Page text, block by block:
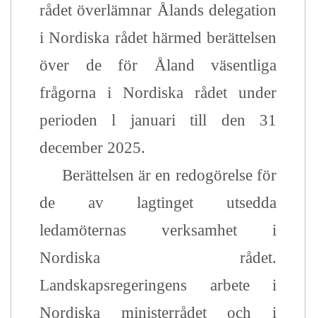
rådet överlämnar Ålands delegation
i Nordiska rådet härmed berättelsen
över de för Åland väsentliga
frågorna i Nordiska rådet under
perioden l januari till den 31
december 2025.
Berättelsen är en redogörelse för
de av lagtinget utsedda
ledamöternas verksamhet i
Nordiska rådet.
Landskapsregeringens arbete i
Nordiska ministerrådet och i